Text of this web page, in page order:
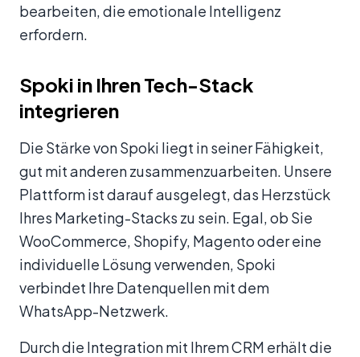
bearbeiten, die emotionale Intelligenz
erfordern.
Spoki in Ihren Tech-Stack
integrieren
Die Stärke von Spoki liegt in seiner Fähigkeit,
gut mit anderen zusammenzuarbeiten. Unsere
Plattform ist darauf ausgelegt, das Herzstück
Ihres Marketing-Stacks zu sein. Egal, ob Sie
WooCommerce, Shopify, Magento oder eine
individuelle Lösung verwenden, Spoki
verbindet Ihre Datenquellen mit dem
WhatsApp-Netzwerk.
Durch die Integration mit Ihrem CRM erhält die